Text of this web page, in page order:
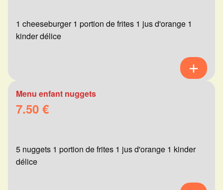
1 cheeseburger 1 portion de frites 1 jus d'orange 1
kinder délice
Menu enfant nuggets
7.50 €
5 nuggets 1 portion de frites 1 jus d'orange 1 kinder
délice